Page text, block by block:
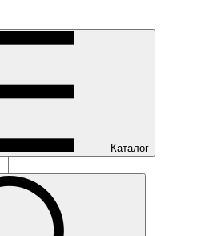
Каталог